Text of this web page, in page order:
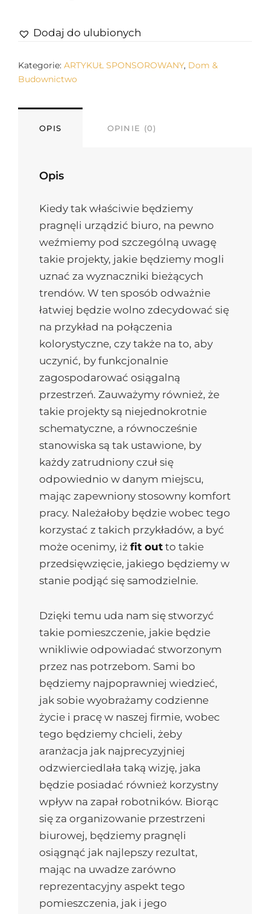
Dodaj do ulubionych
Kategorie: ARTYKUŁ SPONSOROWANY, Dom &
Budownictwo
OPIS OPINIE (0)
Opis
Kiedy tak właściwie będziemy
pragnęli urządzić biuro, na pewno
weźmiemy pod szczególną uwagę
takie projekty, jakie będziemy mogli
uznać za wyznaczniki bieżących
trendów. W ten sposób odważnie
łatwiej będzie wolno zdecydować się
na przykład na połączenia
kolorystyczne, czy także na to, aby
uczynić, by funkcjonalnie
zagospodarować osiągalną
przestrzeń. Zauważymy również, że
takie projekty są niejednokrotnie
schematyczne, a równocześnie
stanowiska są tak ustawione, by
każdy zatrudniony czuł się
odpowiednio w danym miejscu,
mając zapewniony stosowny komfort
pracy. Należałoby będzie wobec tego
korzystać z takich przykładów, a być
może ocenimy, iż fit out to takie
przedsięwzięcie, jakiego będziemy w
stanie podjąć się samodzielnie.
Dzięki temu uda nam się stworzyć
takie pomieszczenie, jakie będzie
wnikliwie odpowiadać stworzonym
przez nas potrzebom. Sami bo
będziemy najpoprawniej wiedzieć,
jak sobie wyobrażamy codzienne
życie i pracę w naszej firmie, wobec
tego będziemy chcieli, żeby
aranżacja jak najprecyzyjniej
odzwierciedlała taką wizję, jaka
będzie posiadać również korzystny
wpływ na zapał robotników. Biorąc
się za organizowanie przestrzeni
biurowej, będziemy pragnęli
osiągnąć jak najlepszy rezultat,
mając na uwadze zarówno
reprezentacyjny aspekt tego
pomieszczenia, jak i jego